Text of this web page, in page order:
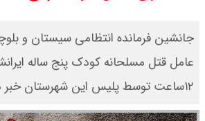
مرداد ۱۴۰۵ / هر دینار چند؟ + جدول
جانشین فرمانده انتظامی سیستان و
عامل قتل مسلحانه کودک پنج ساله
۱۲ساعت توسط پلیس این شهرستان خبر داد.